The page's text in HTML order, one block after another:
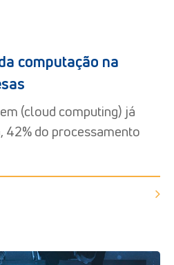
computação na
(cloud computing) já
42% do processamento